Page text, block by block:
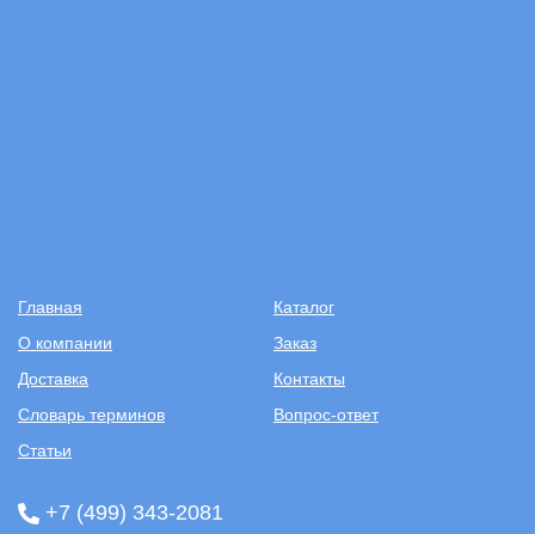
Главная
Каталог
О компании
Заказ
Доставка
Контакты
Словарь терминов
Вопрос-ответ
Статьи
+7 (499) 343-2081